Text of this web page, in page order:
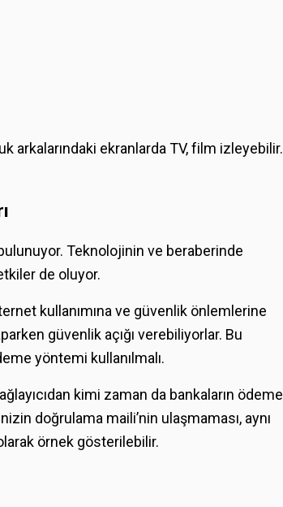
arkalarındaki ekranlarda TV, film izleyebilir.
Teknolojinin ve beraberinde
de oluyor.
kullanımına ve güvenlik önlemlerine
güvenlik açığı verebiliyorlar. Bu
yöntemi kullanılmalı.
kimi zaman da bankaların ödeme
doğrulama maili’nin ulaşmaması, aynı
örnek gösterilebilir.